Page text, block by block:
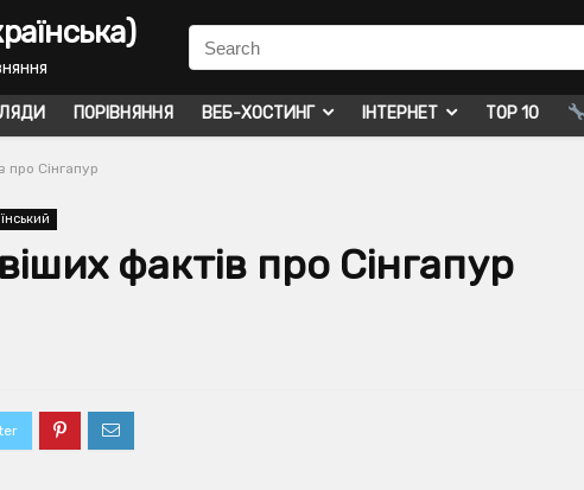
ПОРІВНЯННЯ ВЕБ-ХОСТИНГ ІНТЕРНЕТ TOP 10
про Сінгапур
фактів про Сінгапур